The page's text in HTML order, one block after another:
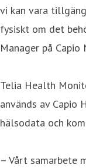
vi kan vara
fysiskt om det
Manager på Capio
Telia Health
används av Capio
hälsodata och
– Vårt samarbete